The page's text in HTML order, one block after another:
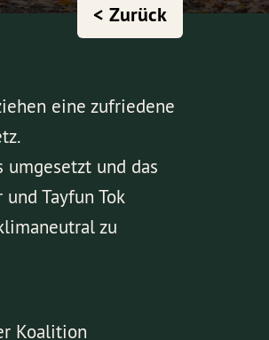
< Zurück
eine zufriedene
und das
Tayfun Tok
zu
Koalition